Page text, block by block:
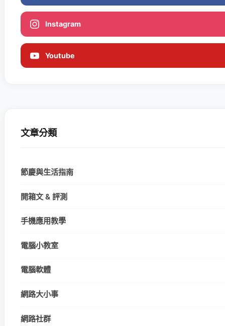
Instagram
Youtube
文章分類
節慶與生活指南
開箱文 & 評測
手機應用教學
電腦小教室
電腦軟體
網路大小事
網路社群